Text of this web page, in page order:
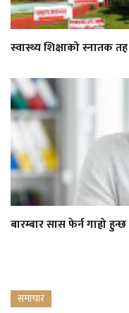
स्वास्थ्य शिक्षाको स्नातक
बारम्बार सास फेर्न गाह्रो
समाचार